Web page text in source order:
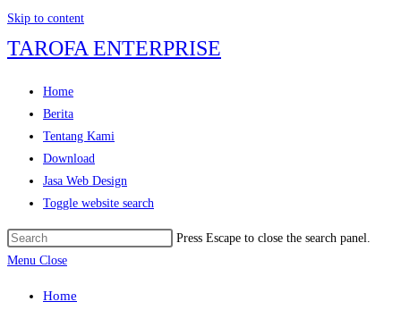
Skip to content
TAROFA ENTERPRISE
Home
Berita
Tentang Kami
Download
Jasa Web Design
Toggle website search
Press Escape to close the search panel.
Menu Close
Home